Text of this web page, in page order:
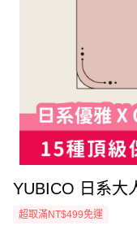
YUBICO 日系大
超取滿NT$499免運